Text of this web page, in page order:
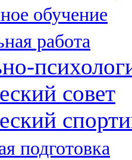
обучение
работа
совет
подготовка